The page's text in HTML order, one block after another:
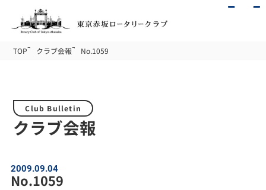
TOP クラブ会報 No.1059
Club Bulletin
クラブ会報
2009.09.04
No.1059